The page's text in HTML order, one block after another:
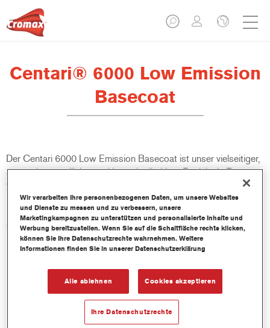
Centari® 6000 Low Emission
Basecoat
Der Centari 6000 Low Emission Basecoat ist unser vielseitiger,
anwenderfreundlicher und lösemittelhaltiger Basislack. Er
verbindet Mischlackkonzentrate mit lösemittelhaltigen
Bindemitteln, um einen Basislack für Märkte ohne VOC-
Bestimmungen zu schaffen. Er eignet sich für Kleinschaden-,
sowie Teil- und Ganzreparaturen.
Bietet einfache, bequeme Anwendung mit geringem
Verbrauch und ausgezeichneter Abdeckung.
Bietet herausragende Farbqualität und extrem genaue
Farbtonangleichung.
Überragende Filmeigenschaften in Kombination mit BK220.
Wir verarbeiten Ihre personenbezogenen Daten, um unsere Websites
und Dienste zu messen und zu verbessern, unsere
Marketingkampagnen zu unterstützen und personalisierte Inhalte und
Werbung bereitzustellen. Wenn Sie auf die Schaltfläche rechts klicken,
können Sie Ihre Datenschutzrechte wahrnehmen. Weitere
Informationen finden Sie in unserer Datenschutzerklärung
Alle ablehnen Cookies akzeptieren
Ihre Datenschutzrechte